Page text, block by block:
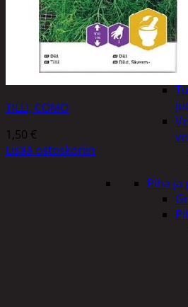
Piha ja
TILLI, COMO
1,50 €
Lisää ostoskoriin